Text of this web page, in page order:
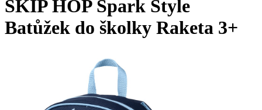
SKIP HOP Spark Style
Batůžek do školky Raketa 3+